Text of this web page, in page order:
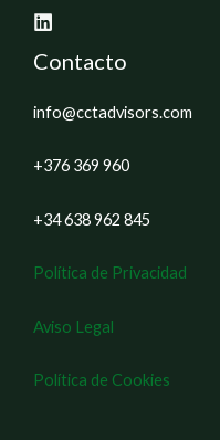
Contacto
info@cctadvisors.com
+376 369 960
+34 638 962 845
Política de Privacidad
Aviso Legal
Política de Cookies